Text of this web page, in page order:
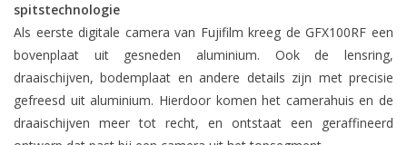
spitstechnologie
Als eerste digitale camera van Fujifilm kreeg de GFX100RF een
bovenplaat uit gesneden aluminium. Ook de lensring,
draaischijven, bodemplaat en andere details zijn met precisie
gefreesd uit aluminium. Hierdoor komen het camerahuis en de
draaischijven meer tot recht, en ontstaat een geraffineerd